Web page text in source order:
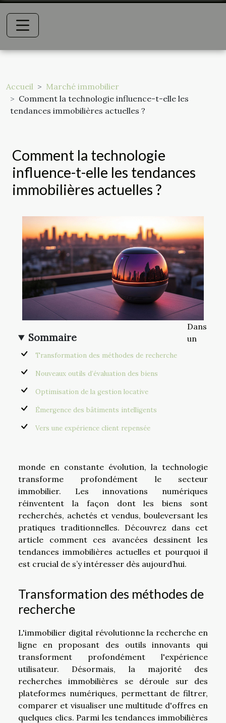
Accueil
Marché immobilier
Comment la technologie influence-t-elle les
tendances immobilières actuelles ?
Comment la technologie
influence-t-elle les tendances
immobilières actuelles ?
Sommaire
Transformation des méthodes de recherche
Nouveaux outils d’évaluation des biens
Optimisation de la gestion locative
Émergence des bâtiments intelligents
Vers une expérience client repensée
Dans
un
monde en constante évolution, la technologie
transforme profondément le secteur
immobilier. Les innovations numériques
réinventent la façon dont les biens sont
recherchés, achetés et vendus, bouleversant les
pratiques traditionnelles. Découvrez dans cet
article comment ces avancées dessinent les
tendances immobilières actuelles et pourquoi il
est crucial de s’y intéresser dès aujourd’hui.
Transformation des méthodes de
recherche
L'immobilier digital révolutionne la recherche en
ligne en proposant des outils innovants qui
transforment profondément l'expérience
utilisateur. Désormais, la majorité des
recherches immobilières se déroule sur des
plateformes numériques, permettant de filtrer,
comparer et visualiser une multitude d'offres en
quelques clics. Parmi les tendances immobilières